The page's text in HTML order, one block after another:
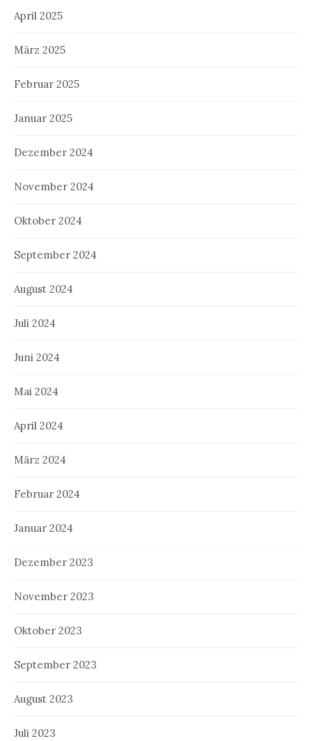
April 2025
März 2025
Februar 2025
Januar 2025
Dezember 2024
November 2024
Oktober 2024
September 2024
August 2024
Juli 2024
Juni 2024
Mai 2024
April 2024
März 2024
Februar 2024
Januar 2024
Dezember 2023
November 2023
Oktober 2023
September 2023
August 2023
Juli 2023